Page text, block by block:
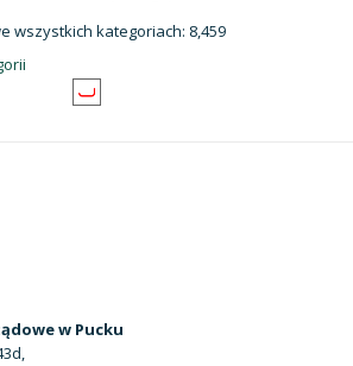
wszystkich kategoriach: 8,459
w Pucku